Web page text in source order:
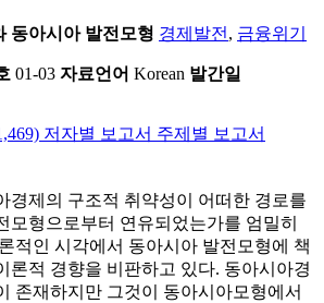
동아시아 발전모형 경제발전 , 금융위기
01-03 자료언어 Korean 발간일
저자별 보고서 주제별 보고서
경제의 구조적 취약성이 어떠한 경로를
모형으로부터 연유되었는가를 엄밀히
적인 시각에서 동아시아 발전모형에 책
론적 경향을 비판하고 있다. 동아시아경
존재하지만 그것이 동아시아모형에서